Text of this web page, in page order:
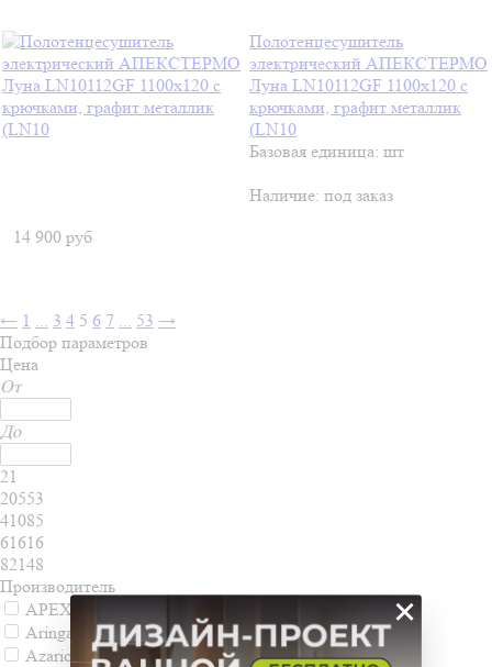
Полотенцесушитель
электрический АПЕКСТЕРМО
Луна LN10112GF 1100x120 с
крючками, графит металлик
(LN10
Базовая единица: шт
Наличие: под заказ
14 900 руб
← 1 ... 3 4 5 6 7 ... 53 →
Подбор параметров
Цена
От
До
21
20553
41085
61616
82148
Производитель
APEXTERMO
Aringa
Azario
×